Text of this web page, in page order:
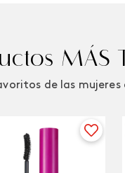
MÁS
de las mujeres